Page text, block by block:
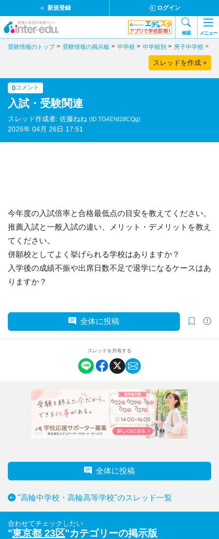
新規登録 ログイン
検索 メニュー
受験情報のトップ 受験情報の掲示板 中学校 中学校別 男子中学校
スレッドを作成 +
0コメント
入試・受験関連
スレッド作成者: 佐藤ねね (ID:TG4ENt28CQg)
2026年 04月 26日 17:51
今年度の入試倍率と合格最低点の目安を教えてください。
推薦入試と一般入試の違い、メリット・デメリットを教え
てください。
併願校としてよく挙げられる学校はありますか？
入学後の成績不振や出席日数不足で退学になるケースはあ
りますか？
全体に投稿
スレッドを共有する
全体に投稿
"高輪中学校・高輪高等学校"のスレッド一覧
合わせてチェックしたい
"東京都 23区"カテゴリーの掲示版